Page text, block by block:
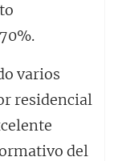
varios
residencial
del